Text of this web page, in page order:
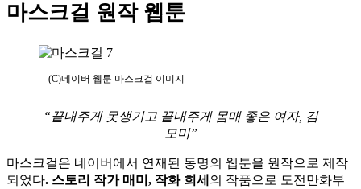
마스크걸 원작 웹툰
(C)네이버 웹툰 마스크걸 이미지
“끝내주게 못생기고 끝내주게 몸매 좋은 여자, 김
모미”
마스크걸은 네이버에서 연재된 동명의 웹툰을 원작으로 제작
되었다. 스토리 작가 매미, 작화 희세 의 작품으로 도전만화부